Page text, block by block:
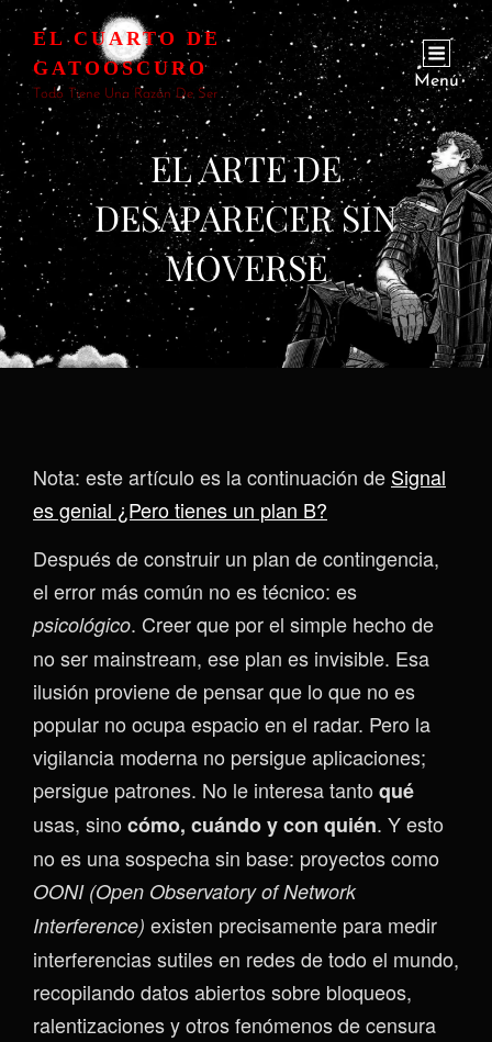
EL CUARTO DE
GATOOSCURO
Todo Tiene Una Razón De Ser
Menú
EL ARTE DE
DESAPARECER SIN
MOVERSE
Nota: este artículo es la continuación de Signal
es genial ¿Pero tienes un plan B?
Después de construir un plan de contingencia,
el error más común no es técnico: es
psicológico. Creer que por el simple hecho de
no ser mainstream, ese plan es invisible. Esa
ilusión proviene de pensar que lo que no es
popular no ocupa espacio en el radar. Pero la
vigilancia moderna no persigue aplicaciones;
persigue patrones. No le interesa tanto qué
usas, sino cómo, cuándo y con quién. Y esto
no es una sospecha sin base: proyectos como
OONI (Open Observatory of Network
Interference) existen precisamente para medir
interferencias sutiles en redes de todo el mundo,
recopilando datos abiertos sobre bloqueos,
ralentizaciones y otros fenómenos de censura